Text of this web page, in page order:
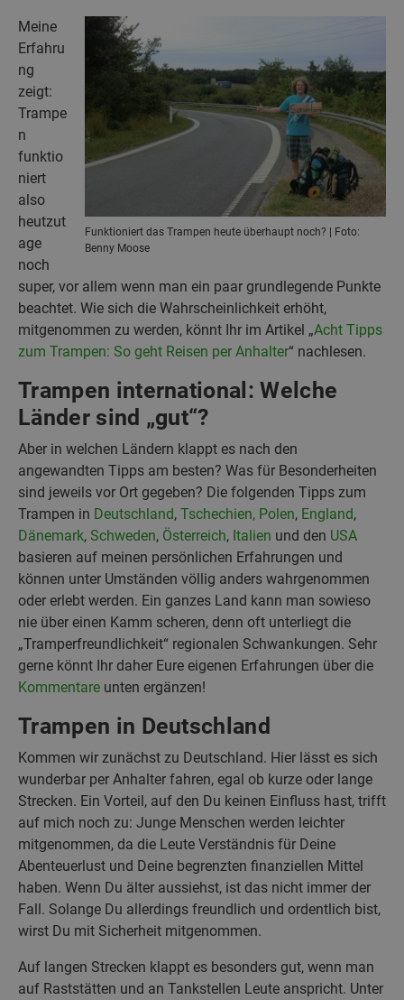
Funktioniert das Trampen heute überhaupt noch? | Foto:
Benny Moose
Meine
Erfahru
ng
zeigt:
Trampe
n
funktio
niert
also
heutzut
age
noch
super, vor allem wenn man ein paar grundlegende Punkte
beachtet. Wie sich die Wahrscheinlichkeit erhöht,
mitgenommen zu werden, könnt Ihr im Artikel „Acht Tipps
zum Trampen: So geht Reisen per Anhalter“ nachlesen.
Trampen international: Welche
Länder sind „gut“?
Aber in welchen Ländern klappt es nach den
angewandten Tipps am besten? Was für Besonderheiten
sind jeweils vor Ort gegeben? Die folgenden Tipps zum
Trampen in Deutschland, Tschechien, Polen, England,
Dänemark, Schweden, Österreich, Italien und den USA
basieren auf meinen persönlichen Erfahrungen und
können unter Umständen völlig anders wahrgenommen
oder erlebt werden. Ein ganzes Land kann man sowieso
nie über einen Kamm scheren, denn oft unterliegt die
„Tramperfreundlichkeit“ regionalen Schwankungen. Sehr
gerne könnt Ihr daher Eure eigenen Erfahrungen über die
Kommentare unten ergänzen!
Trampen in Deutschland
Kommen wir zunächst zu Deutschland. Hier lässt es sich
wunderbar per Anhalter fahren, egal ob kurze oder lange
Strecken. Ein Vorteil, auf den Du keinen Einfluss hast, trifft
auf mich noch zu: Junge Menschen werden leichter
mitgenommen, da die Leute Verständnis für Deine
Abenteuerlust und Deine begrenzten finanziellen Mittel
haben. Wenn Du älter aussiehst, ist das nicht immer der
Fall. Solange Du allerdings freundlich und ordentlich bist,
wirst Du mit Sicherheit mitgenommen.
Auf langen Strecken klappt es besonders gut, wenn man
auf Raststätten und an Tankstellen Leute anspricht. Unter